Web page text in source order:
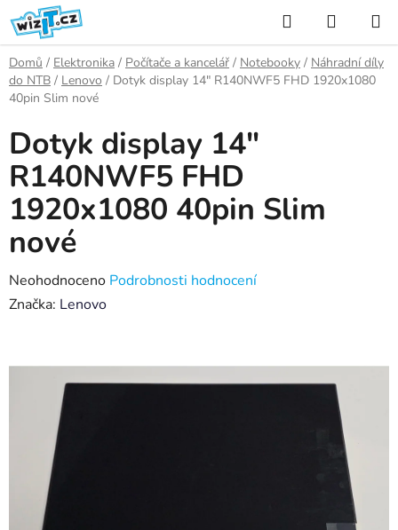
Přejít
na
obsah
Hledat
KOŠÍK
Domů / Elektronika / Počítače a kancelář / Notebooky / Náhradní díly
do NTB / Lenovo / Dotyk display 14" R140NWF5 FHD 1920x1080
40pin Slim nové
Dotyk display 14"
R140NWF5 FHD
1920x1080 40pin Slim
nové
Průměrné
hodnocení
hvězdiček.
Neohodnoceno Podrobnosti hodnocení
Značka: Lenovo